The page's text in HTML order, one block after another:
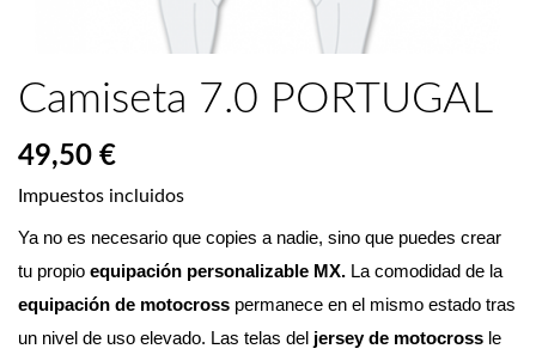
Camiseta 7.0 PORTUGAL
49,50 €
Impuestos incluidos
Ya no es necesario que copies a nadie, sino que puedes crear
tu propio equipación personalizable MX.
La comodidad de la
equipación de motocross permanece en el mismo estado tras
un nivel de uso elevado. Las telas del jersey de motocross le